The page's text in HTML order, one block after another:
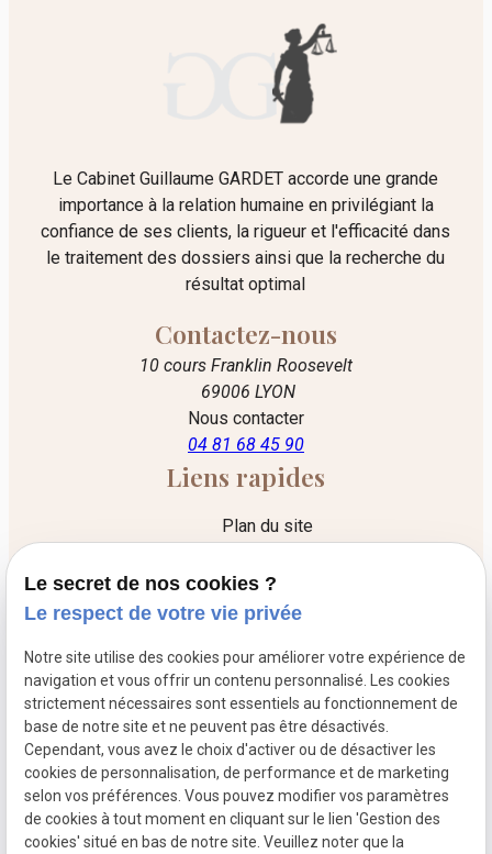
Le Cabinet Guillaume GARDET accorde une grande
importance à la relation humaine en privilégiant la
confiance de ses clients, la rigueur et l'efficacité dans
le traitement des dossiers ainsi que la recherche du
résultat optimal
Contactez-nous
10 cours Franklin Roosevelt
69006 LYON
Nous contacter
04 81 68 45 90
Liens rapides
Plan du site
Politique de confidentialité
Gestion des cookies
Liens utiles
Le cabinet
Les honoraires
L'acte d'avocat
Convention de procédure participative
Le secret de nos cookies ?
Le respect de votre vie privée
Notre site utilise des cookies pour améliorer votre expérience de
navigation et vous offrir un contenu personnalisé. Les cookies
strictement nécessaires sont essentiels au fonctionnement de
base de notre site et ne peuvent pas être désactivés.
Cependant, vous avez le choix d'activer ou de désactiver les
cookies de personnalisation, de performance et de marketing
selon vos préférences. Vous pouvez modifier vos paramètres
de cookies à tout moment en cliquant sur le lien 'Gestion des
cookies' situé en bas de notre site. Veuillez noter que la